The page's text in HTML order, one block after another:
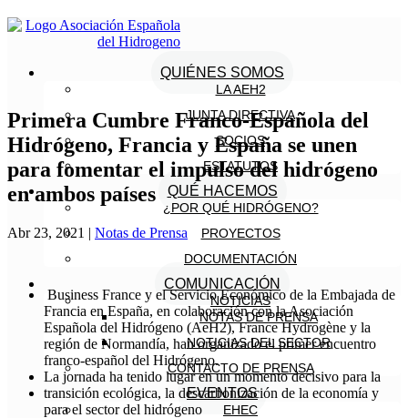
QUIÉNES SOMOS
LA AEH2
JUNTA DIRECTIVA
SOCIOS
ESTATUTOS
QUÉ HACEMOS
¿POR QUÉ HIDRÓGENO?
PROYECTOS
DOCUMENTACIÓN
COMUNICACIÓN
NOTICIAS
NOTAS DE PRENSA
NOTICIAS DEL SECTOR
CONTACTO DE PRENSA
EVENTOS
EHEC
Primera Cumbre Franco-Española del
Hidrógeno, Francia y España se unen
para fomentar el impulso del hidrógeno
en ambos países
Abr 23, 2021 | Notas de Prensa
Business France y el Servicio Económico de la Embajada de
Francia en España, en colaboración con la Asociación
Española del Hidrógeno (AeH2), France Hydrogène y la
región de Normandía, han organizado el primer encuentro
franco-español del Hidrógeno.
La jornada ha tenido lugar en un momento decisivo para la
transición ecológica, la descarbonización de la economía y
para el sector del hidrógeno